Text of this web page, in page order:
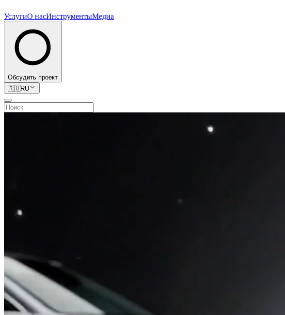
УслугиО насИнструментыМедиа
Обсудить проект
🇷🇺RU